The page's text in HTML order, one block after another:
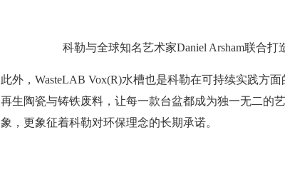
科勒与全球知名艺术家Daniel Arsham联合打
此外，WasteLAB Vox(R)水槽也是科勒在可持续实践方
再生陶瓷与铸铁废料，让每一款台盆都成为独一无二的
象，更象征着科勒对环保理念的长期承诺。